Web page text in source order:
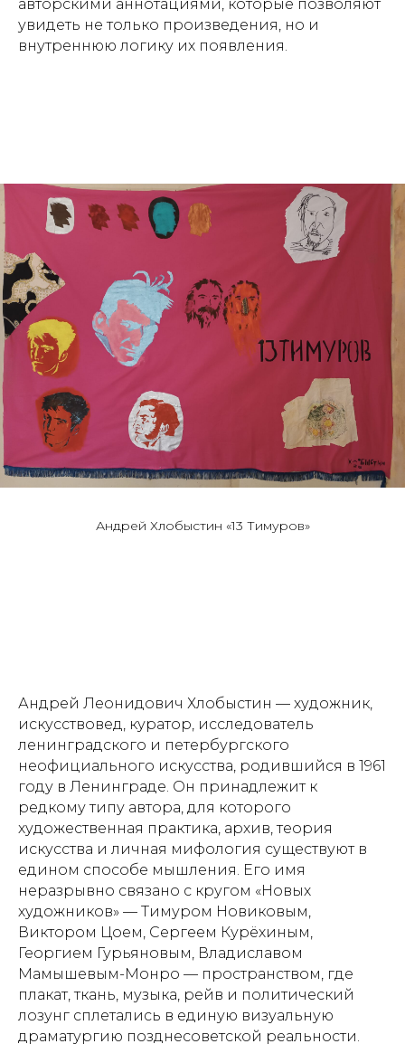
авторскими аннотациями, которые позволяют
увидеть не только произведения, но и
внутреннюю логику их появления.
Андрей Хлобыстин «13 Тимуров»
Андрей Леонидович Хлобыстин — художник,
искусствовед, куратор, исследователь
ленинградского и петербургского
неофициального искусства, родившийся в 1961
году в Ленинграде. Он принадлежит к
редкому типу автора, для которого
художественная практика, архив, теория
искусства и личная мифология существуют в
едином способе мышления. Его имя
неразрывно связано с кругом «Новых
художников» — Тимуром Новиковым,
Виктором Цоем, Сергеем Курёхиным,
Георгием Гурьяновым, Владиславом
Мамышевым-Монро — пространством, где
плакат, ткань, музыка, рейв и политический
лозунг сплетались в единую визуальную
драматургию позднесоветской реальности.